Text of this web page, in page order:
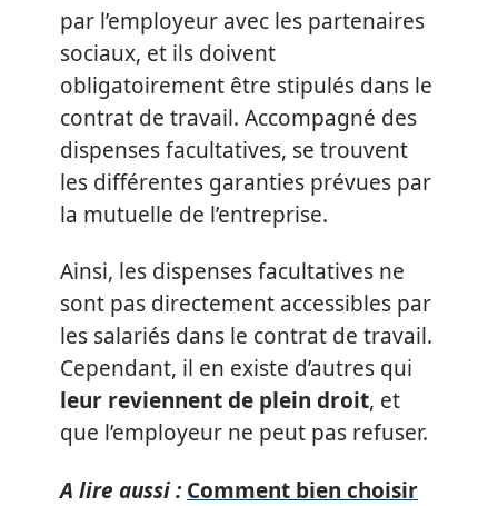
par l’employeur avec les partenaires
sociaux, et ils doivent
obligatoirement être stipulés dans le
contrat de travail. Accompagné des
dispenses facultatives, se trouvent
les différentes garanties prévues par
la mutuelle de l’entreprise.
Ainsi, les dispenses facultatives ne
sont pas directement accessibles par
les salariés dans le contrat de travail.
Cependant, il en existe d’autres qui
leur reviennent de plein droit, et
que l’employeur ne peut pas refuser.
A lire aussi : Comment bien choisir